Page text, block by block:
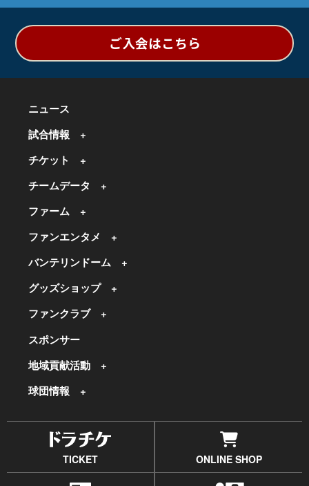
ご入会はこちら
ニュース
試合情報
チケット
チームデータ
ファーム
ファンエンタメ
バンテリンドーム
グッズショップ
ファンクラブ
スポンサー
地域貢献活動
球団情報
TICKET ONLINE SHOP